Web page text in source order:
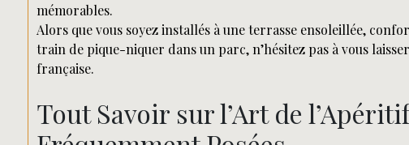
mémorables.
Alors que vous soyez installés à une terrasse ensoleillée,
train de pique-niquer dans un parc, n’hésitez pas à vous
française.
Tout Savoir sur l’Art de